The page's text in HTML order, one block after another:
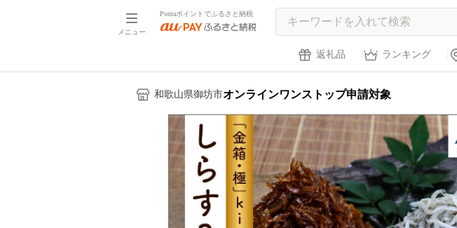
メニュー
Pontaポイントでふるさと納税
返礼品 ランキング
和歌山県御坊市オンラインワンストップ申請対象